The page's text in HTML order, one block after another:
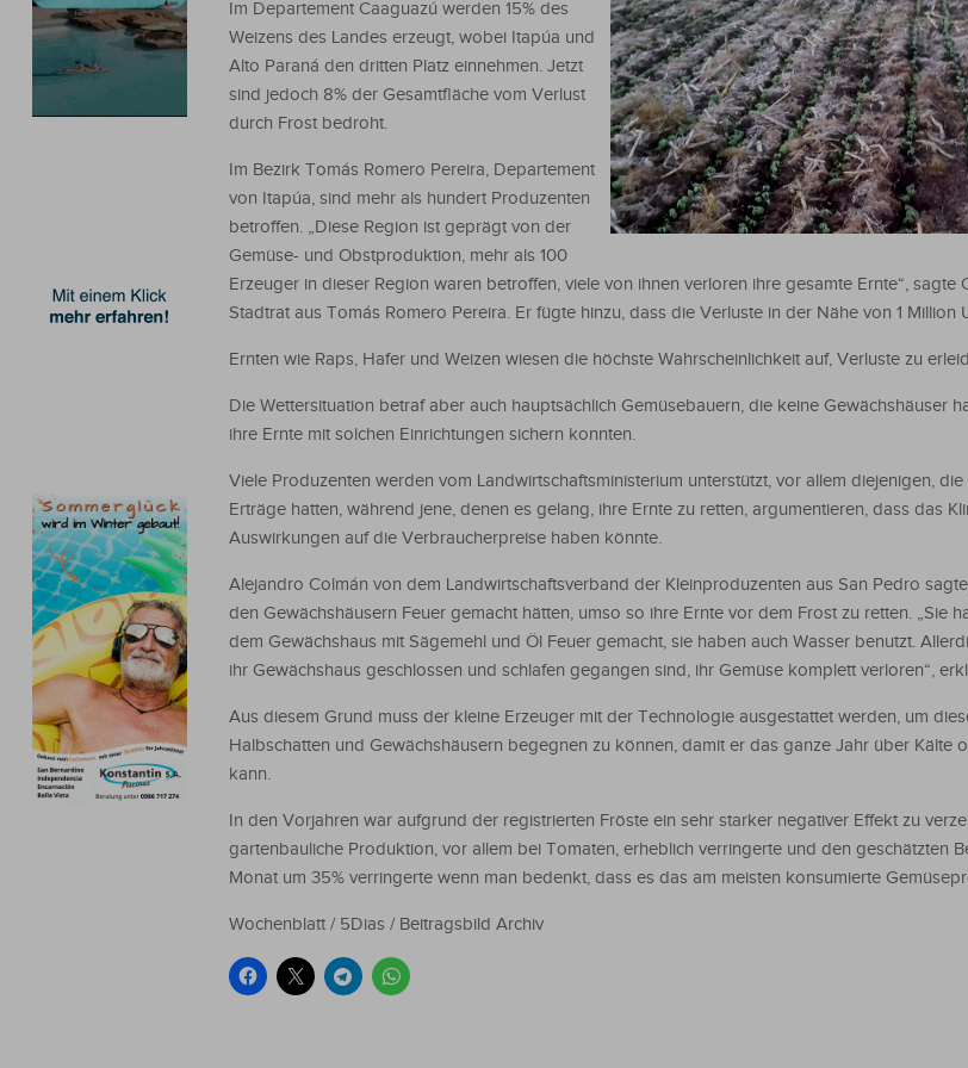
Im Departement Caaguazú werden 15% des
Weizens des Landes erzeugt, wobei Itapúa und
Alto Paraná den dritten Platz einnehmen. Jetzt
sind jedoch 8% der Gesamtfläche vom Verlust
durch Frost bedroht.
Im Bezirk Tomás Romero Pereira, Departement
von Itapúa, sind mehr als hundert Produzenten
betroffen. „Diese Region ist geprägt von der
Gemüse- und Obstproduktion, mehr als 100
Erzeuger in dieser Region waren betroffen, viele von ihnen verloren ihre gesamte Ernte“, sagte
Stadtrat aus Tomás Romero Pereira. Er fügte hinzu, dass die Verluste in der Nähe von 1 Million
Ernten wie Raps, Hafer und Weizen wiesen die höchste Wahrscheinlichkeit auf, Verluste zu
Die Wettersituation betraf aber auch hauptsächlich Gemüsebauern, die keine Gewächshäuser
ihre Ernte mit solchen Einrichtungen sichern konnten.
Viele Produzenten werden vom Landwirtschaftsministerium unterstützt, vor allem diejenigen,
Erträge hatten, während jene, denen es gelang, ihre Ernte zu retten, argumentieren, dass das
Auswirkungen auf die Verbraucherpreise haben könnte.
Alejandro Colmán von dem Landwirtschaftsverband der Kleinproduzenten aus San Pedro
den Gewächshäusern Feuer gemacht hätten, umso so ihre Ernte vor dem Frost zu retten. „Sie
dem Gewächshaus mit Sägemehl und Öl Feuer gemacht, sie haben auch Wasser benutzt.
ihr Gewächshaus geschlossen und schlafen gegangen sind, ihr Gemüse komplett verloren“,
Aus diesem Grund muss der kleine Erzeuger mit der Technologie ausgestattet werden, um
Halbschatten und Gewächshäusern begegnen zu können, damit er das ganze Jahr über Kälte
kann.
In den Vorjahren war aufgrund der registrierten Fröste ein sehr starker negativer Effekt zu
gartenbauliche Produktion, vor allem bei Tomaten, erheblich verringerte und den geschätzten
Monat um 35% verringerte wenn man bedenkt, dass es das am meisten konsumierte
Wochenblatt / 5Dias / Beitragsbild Archiv